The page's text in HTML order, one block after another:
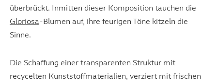
überbrückt. Inmitten dieser Komposition tauchen die
Gloriosa-Blumen auf, ihre feurigen Töne kitzeln die
Sinne.
Die Schaffung einer transparenten Struktur mit
recycelten Kunststoffmaterialien, verziert mit frischen